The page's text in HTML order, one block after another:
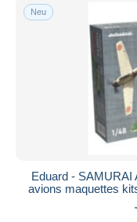
Neu
Eduard - SAMURAI
avions maquettes